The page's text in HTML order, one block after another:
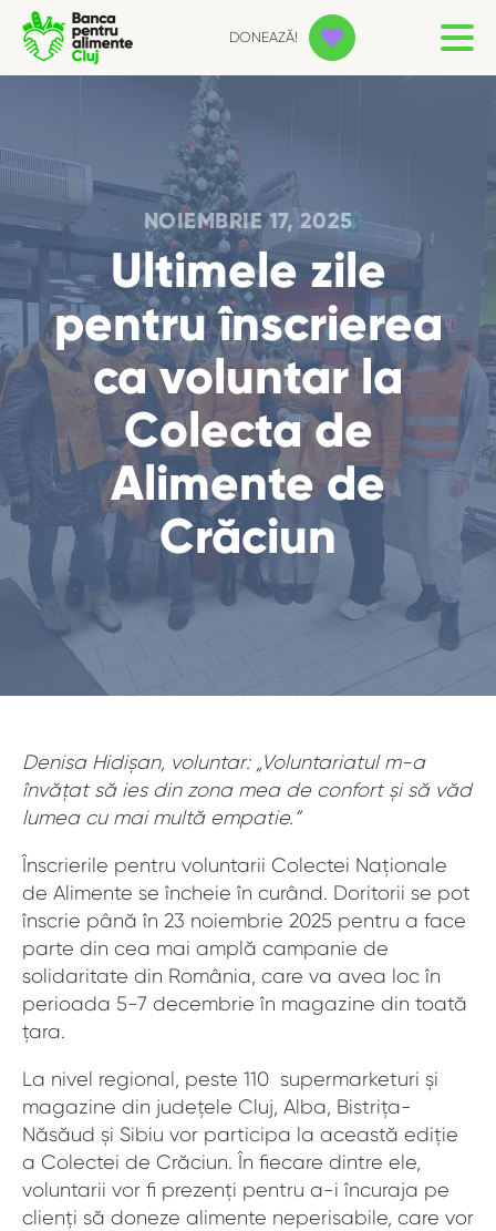
DONEAZĂ!
NOIEMBRIE 17, 2025
Ultimele zile
pentru înscrierea
ca voluntar la
Colecta de
Alimente de
Crăciun
Denisa Hidișan, voluntar: „Voluntariatul m-a
învățat să ies din zona mea de confort și să văd
lumea cu mai multă empatie.”
Înscrierile pentru voluntarii Colectei Naționale
de Alimente se încheie în curând. Doritorii se pot
înscrie până în 23 noiembrie 2025 pentru a face
parte din cea mai amplă campanie de
solidaritate din România, care va avea loc în
perioada 5-7 decembrie în magazine din toată
țara.
La nivel regional, peste 110 supermarketuri și
magazine din județele Cluj, Alba, Bistrița-
Năsăud și Sibiu vor participa la această ediție
a Colectei de Crăciun. În fiecare dintre ele,
voluntarii vor fi prezenți pentru a-i încuraja pe
clienți să doneze alimente neperisabile, care vor